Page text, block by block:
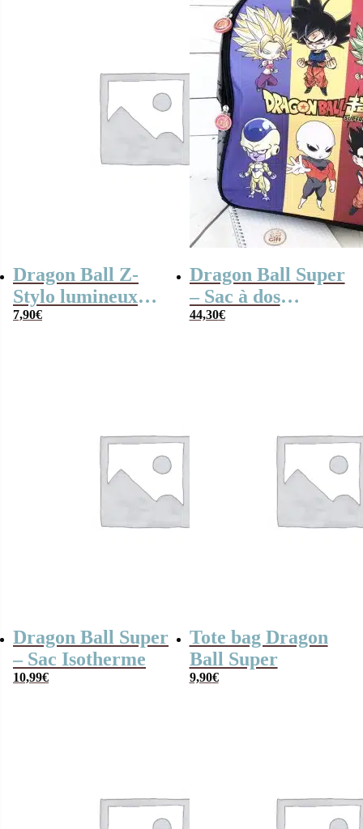
Dragon Ball Z-
Stylo lumineux
Capsule
7,90€
Dragon Ball Super
– Sac à dos
Clairefontaine –
44,30€
Dragon Ball Super
– Sac Isotherme
10,99€
Tote bag Dragon
Ball Super
9,90€